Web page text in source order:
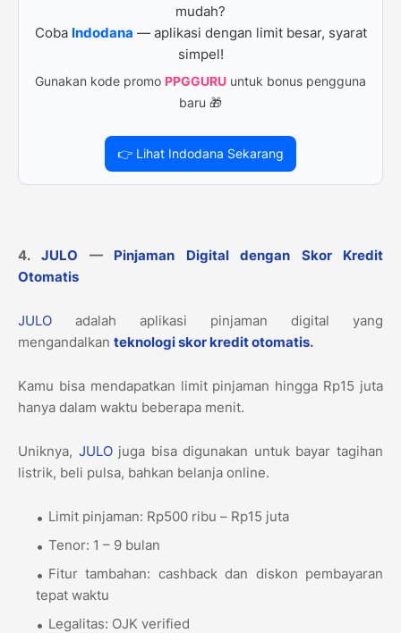
mudah?
Coba Indodana — aplikasi dengan limit besar, syarat
simpel!
Gunakan kode promo PPGGURU untuk bonus pengguna
baru 🎁
👉 Lihat Indodana Sekarang
4.JULO — Pinjaman Digital dengan Skor Kredit
Otomatis
JULO adalah aplikasi pinjaman digital yang
mengandalkan teknologi skor kredit otomatis.
Kamu bisa mendapatkan limit pinjaman hingga Rp15 juta
hanya dalam waktu beberapa menit.
Uniknya, JULOjuga bisa digunakan untuk bayar tagihan
listrik, beli pulsa, bahkan belanja online.
Limit pinjaman: Rp500 ribu – Rp15 juta
Tenor: 1 – 9 bulan
Fitur tambahan: cashback dan diskon pembayaran
tepat waktu
Legalitas: OJK verified